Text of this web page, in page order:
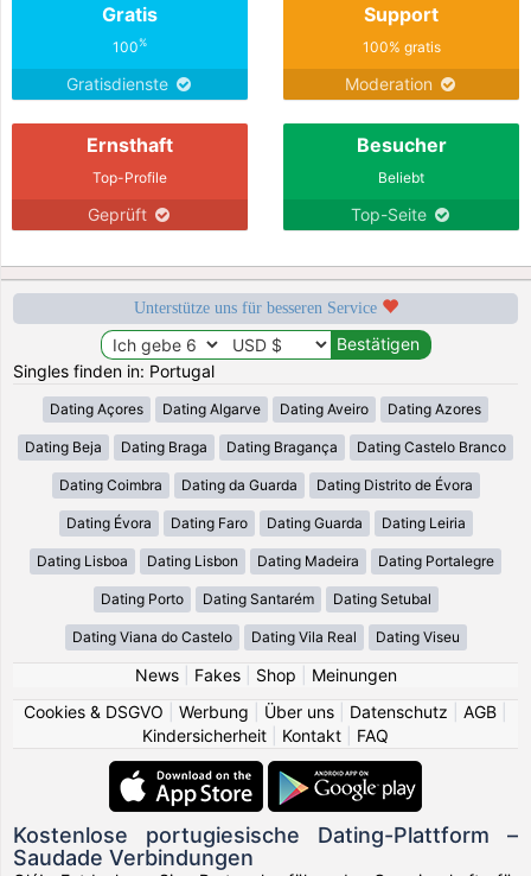
Gratis
100%
Gratisdienste
Support
100% gratis
Moderation
Ernsthaft
Top-Profile
Geprüft
Besucher
Beliebt
Top-Seite
Unterstütze uns für besseren Service
Singles finden in: Portugal
Dating Açores Dating Algarve Dating Aveiro Dating Azores
Dating Beja Dating Braga Dating Bragança Dating Castelo Branco
Dating Coimbra Dating da Guarda Dating Distrito de Évora
Dating Évora Dating Faro Dating Guarda Dating Leiria
Dating Lisboa Dating Lisbon Dating Madeira Dating Portalegre
Dating Porto Dating Santarém Dating Setubal
Dating Viana do Castelo Dating Vila Real Dating Viseu
News| Fakes| Shop
Meinungen
Cookies & DSGVO
Werbung Über uns Datenschutz AGB
Kindersicherheit
Kontakt FAQ
Kostenlose portugiesische Dating-Plattform –
Saudade Verbindungen